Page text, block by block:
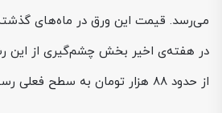
می‌رسد. قیمت این ورق در ماه‌های
در هفته‌ی اخیر بخش چشم‌گیری از این
از حدود ۸۸ هزار تومان به سطح فعلی رسیده است.